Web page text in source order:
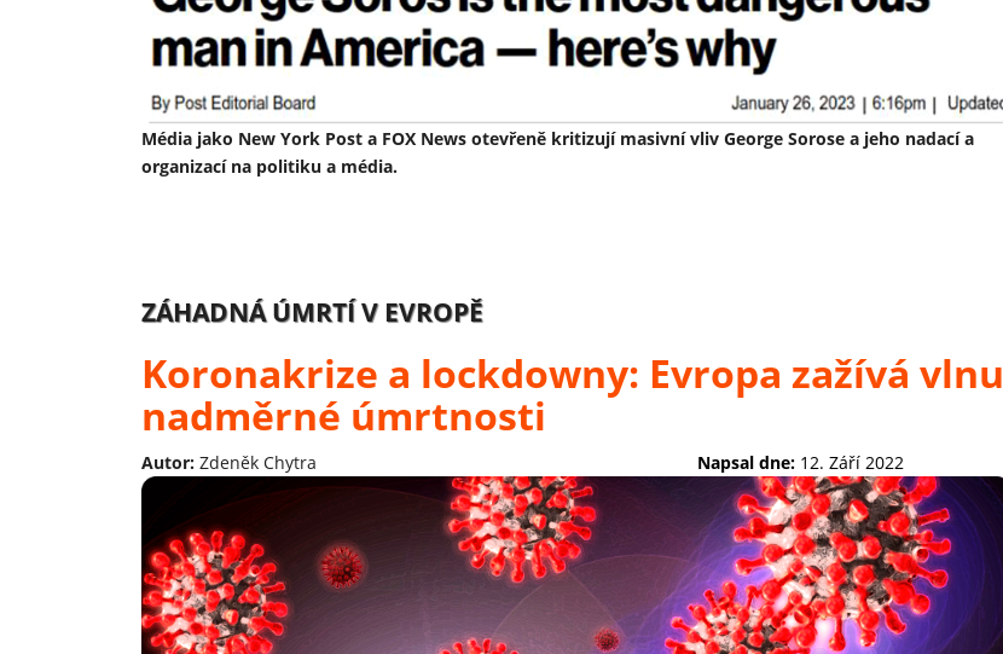
Média jako New York Post a FOX News otevřeně kritizují masivní vliv George Sorose a jeho nadací a
organizací na politiku a média.
ZÁHADNÁ ÚMRTÍ V EVROPĚ
Koronakrize a lockdowny: Evropa zažívá vlnu
nadměrné úmrtnosti
Autor: Zdeněk Chytra Napsal dne: 12. Září 2022